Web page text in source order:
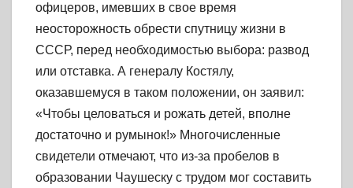
офицеров, имевших в свое время
неосторожность обрести спутницу жизни в
СССР, перед необходимостью выбора: развод
или отставка. А генералу Костялу,
оказавшемуся в таком положении, он заявил:
«Чтобы целоваться и рожать детей, вполне
достаточно и румынок!» Многочисленные
свидетели отмечают, что из-за пробелов в
образовании Чаушеску с трудом мог составить